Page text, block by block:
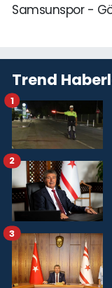
Samsunspor -
Trend
1
2
3